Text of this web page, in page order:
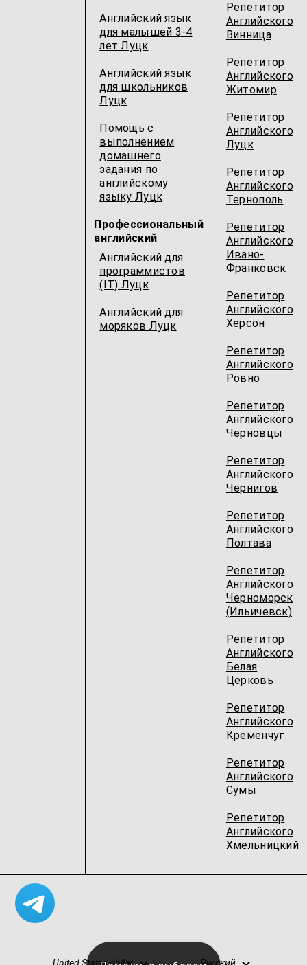
Английский язык
для малышей 3-4
лет Луцк
Английский язык
для школьников
Луцк
Помощь с
выполнением
домашнего
задания по
английскому
языку Луцк
Профессиональный
английский
Английский для
программистов
(IT) Луцк
Английский для
моряков Луцк
Репетитор
Английского
Винница
Репетитор
Английского
Житомир
Репетитор
Английского
Луцк
Репетитор
Английского
Тернополь
Репетитор
Английского
Ивано-
Франковск
Репетитор
Английского
Херсон
Репетитор
Английского
Ровно
Репетитор
Английского
Черновцы
Репетитор
Английского
Чернигов
Репетитор
Английского
Полтава
Репетитор
Английского
Черноморск
(Ильичевск)
Репетитор
Английского
Белая
Церковь
Репетитор
Английского
Кременчуг
Репетитор
Английского
Сумы
Репетитор
Английского
Хмельницкий